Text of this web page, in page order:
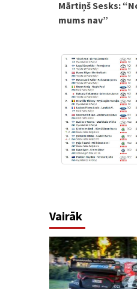
Reading
Mārtiņš Sesks:
mums nav”
Vairāk